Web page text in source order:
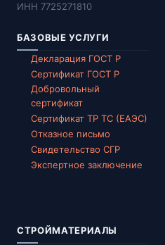
ИНН 7725271810
БАЗОВЫЕ УСЛУГИ
Декларация ГОСТ Р
Сертификат ГОСТ Р
Добровольный
сертификат
Сертификат ТР ТС (ЕАЭС)
Отказное письмо
Свидетельство СГР
Экспертное заключение
СТРОЙМАТЕРИАЛЫ